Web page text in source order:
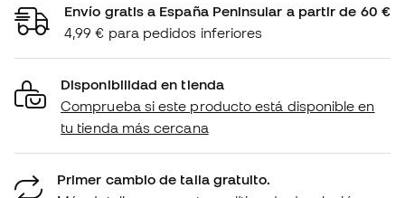
Envío gratis a España Peninsular a partir de 60 €
4,99 € para pedidos inferiores
Disponibilidad en tienda
Comprueba si este producto está disponible en
tu tienda más cercana
Primer cambio de talla gratuito.